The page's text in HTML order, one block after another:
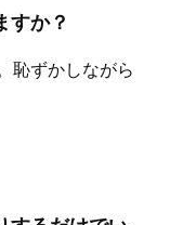
すか？
恥ずかしながら